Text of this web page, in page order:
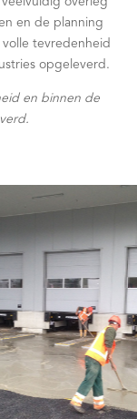
en de planning
tevredenheid
opgeleverd.
en binnen de